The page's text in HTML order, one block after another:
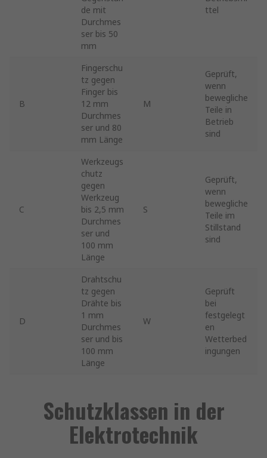
de mit
Durchmes
ser bis 50
mm
ttel
B
Fingerschu
tz gegen
Finger bis
12 mm
Durchmes
ser und 80
mm Länge
M
Geprüft,
wenn
bewegliche
Teile in
Betrieb
sind
C
Werkzeugs
chutz
gegen
Werkzeug
bis 2,5 mm
Durchmes
ser und
100 mm
Länge
S
Geprüft,
wenn
bewegliche
Teile im
Stillstand
sind
D
Drahtschu
tz gegen
Drähte bis
1 mm
Durchmes
ser und bis
100 mm
Länge
W
Geprüft
bei
festgelegt
en
Wetterbed
ingungen
Schutzklassen in der
Elektrotechnik